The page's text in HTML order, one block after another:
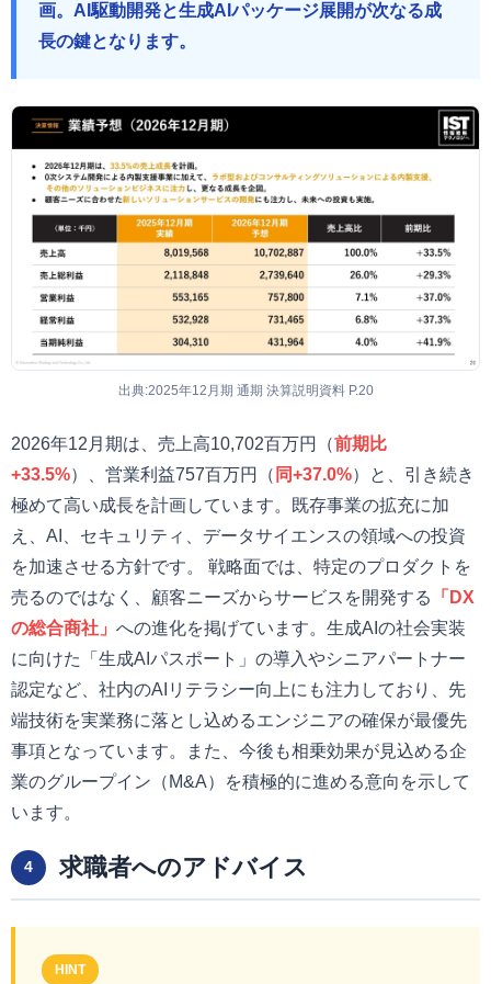
画。AI駆動開発と生成AIパッケージ展開が次なる成
長の鍵となります。
出典:2025年12月期 通期 決算説明資料 P.20
2026年12月期は、売上高10,702百万円（前期比
+33.5%）、営業利益757百万円（ 同+37.0%）と、引き続き
極めて高い成長を計画しています。既存事業の拡充に加
え、AI、セキュリティ、データサイエンスの領域への投資
を加速させる方針です。 戦略面では、特定のプロダクトを
売るのではなく、顧客ニーズからサービスを開発する
「DX
の総合商社」 への進化を掲げています。生成AIの社会実装
に向けた「生成AIパスポート」の導入やシニアパートナー
認定など、社内のAIリテラシー向上にも注力しており、先
端技術を実業務に落とし込めるエンジニアの確保が最優先
事項となっています。また、今後も相乗効果が見込める企
業のグループイン（M&A）を積極的に進める意向を示して
います。
4 求職者へのアドバイス
HINT